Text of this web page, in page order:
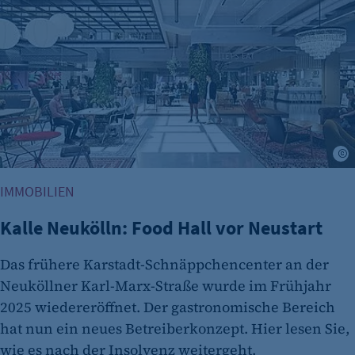
Opt-In Cookie speichert die Entscheidung des
Besuchers, wenn auf der Seite des Kunden das
Tracking Opt-In ausgespielt wird. Wird auch
für ein eventuelles Opt-Out verwendet.
Cookie Laufzeit:
"no" - 50 Jahre "yes" - 480 Tage
fe_typo_user
Name:
Anbieter:
Zweck:
Session-Cookie für die Verwaltung von
Benutzer-Sessions (z. B. bei Login, Umfrage
oder Formularen). Wird auch bei Caching zur
IMMOBILIEN
Kalle Neukölln: Food Hall vor Neustart
Das frühere Karstadt-Schnäppchencenter an der
Neuköllner Karl-Marx-Straße wurde im Frühjahr
2025 wiedereröffnet. Der gastronomische Bereich
hat nun ein neues Betreiberkonzept. Hier lesen Sie,
wie es nach der Insolvenz weitergeht.